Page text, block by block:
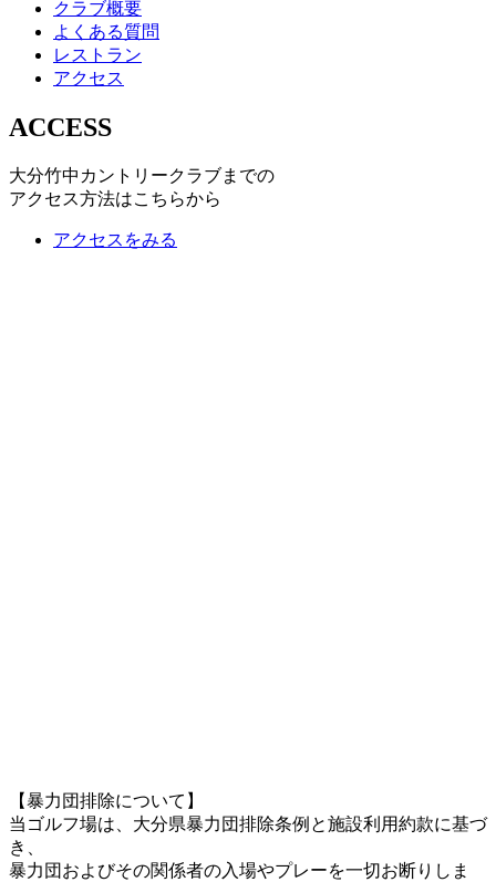
クラブ概要
よくある質問
レストラン
アクセス
ACCESS
大分竹中カントリークラブまでの
アクセス方法はこちらから
アクセスをみる
【暴力団排除について】
当ゴルフ場は、大分県暴力団排除条例と施設利用約款に基づ
き、
暴力団およびその関係者の入場やプレーを一切お断りしま